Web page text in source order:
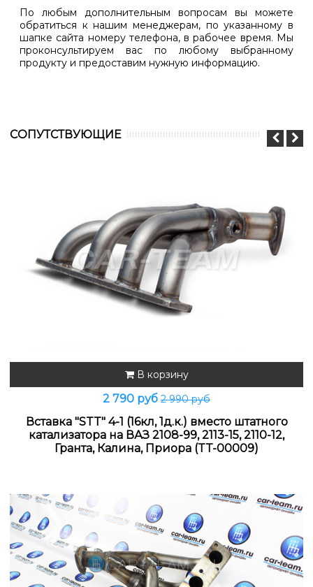
По любым дополнительным вопросам вы можете
обратиться к нашим менеджерам, по указанному в
шапке сайта номеру телефона, в рабочее время. Мы
проконсультируем вас по любому выбранному
продукту и предоставим нужную информацию.
CОПУТСТВУЮЩИЕ
В корзину
2 790 руб 2 990 руб
Вставка "STT" 4-1 (16кл, 1д.к.) вместо штатного
катализатора на ВАЗ 2108-99, 2113-15, 2110-12,
Гранта, Калина, Приора (TT-00009)